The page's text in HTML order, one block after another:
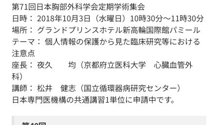
第71回日本胸部外科学会定期学術集会
日時： 2018年10月3日（水曜日）10時30分～11時30分
場所： グランドプリンスホテル新高輪国際館パミール
テーマ： 個人情報の保護から見た臨床研究等における
注意点
座長： 夜久 均（京都府立医科大学 心臓血管外
科）
講師： 松井 健志（国立循環器病研究センター）
日本専門医機構の共通講習1単位に申請中です。